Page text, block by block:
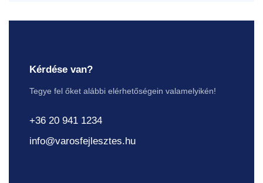
Kérdése van?
Tegye fel őket alábbi elérhetőségein valamelyikén!
+36 20 941 1234
info@varosfejlesztes.hu